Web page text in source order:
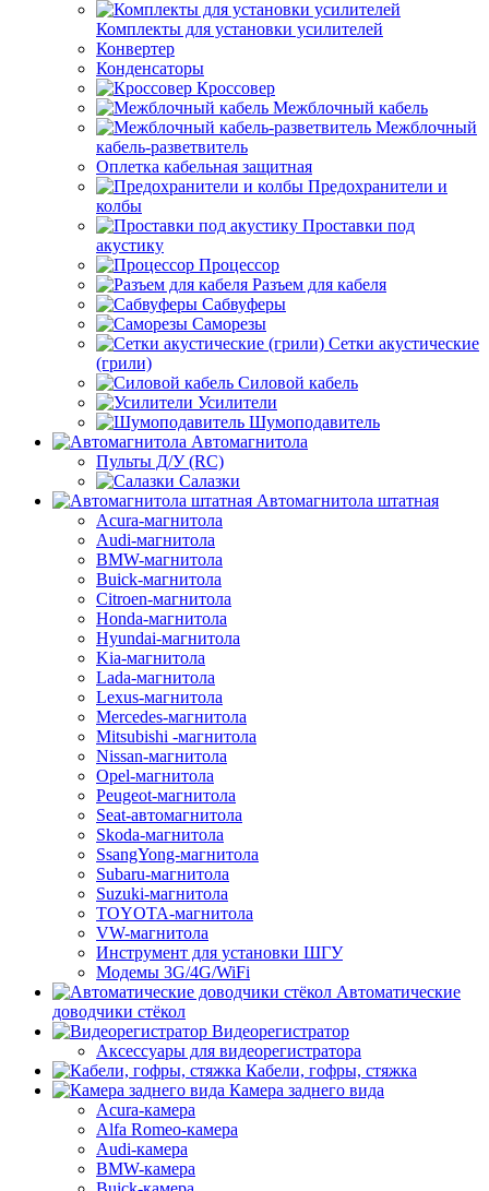
Комплекты для установки усилителей
Конвертер
Конденсаторы
Кроссовер
Межблочный кабель
Межблочный
кабель-разветвитель
Оплетка кабельная защитная
Предохранители и
колбы
Проставки под
акустику
Процессор
Разъем для кабеля
Сабвуферы
Саморезы
Сетки акустические
(грили)
Силовой кабель
Усилители
Шумоподавитель
Автомагнитола
Пульты Д/У (RC)
Салазки
Автомагнитола штатная
Acura-магнитола
Audi-магнитола
BMW-магнитола
Buick-магнитола
Citroen-магнитола
Honda-магнитола
Hyundai-магнитола
Kia-магнитола
Lada-магнитола
Lexus-магнитола
Mercedes-магнитола
Mitsubishi -магнитола
Nissan-магнитола
Opel-магнитола
Peugeot-магнитола
Seat-автомагнитола
Skoda-магнитола
SsangYong-магнитола
Subaru-магнитола
Suzuki-магнитола
TOYOTA-магнитола
VW-магнитола
Инструмент для установки ШГУ
Модемы 3G/4G/WiFi
Автоматические
доводчики стёкол
Видеорегистратор
Аксессуары для видеорегистратора
Кабели, гофры, стяжка
Камера заднего вида
Acura-камера
Alfa Romeo-камера
Audi-камера
BMW-камера